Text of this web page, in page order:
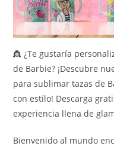
👸 ¿Te gustaría
de Barbie? ¡Descubre
para sublimar tazas de
con estilo! Descarga
experiencia llena de
Bienvenido al mundo